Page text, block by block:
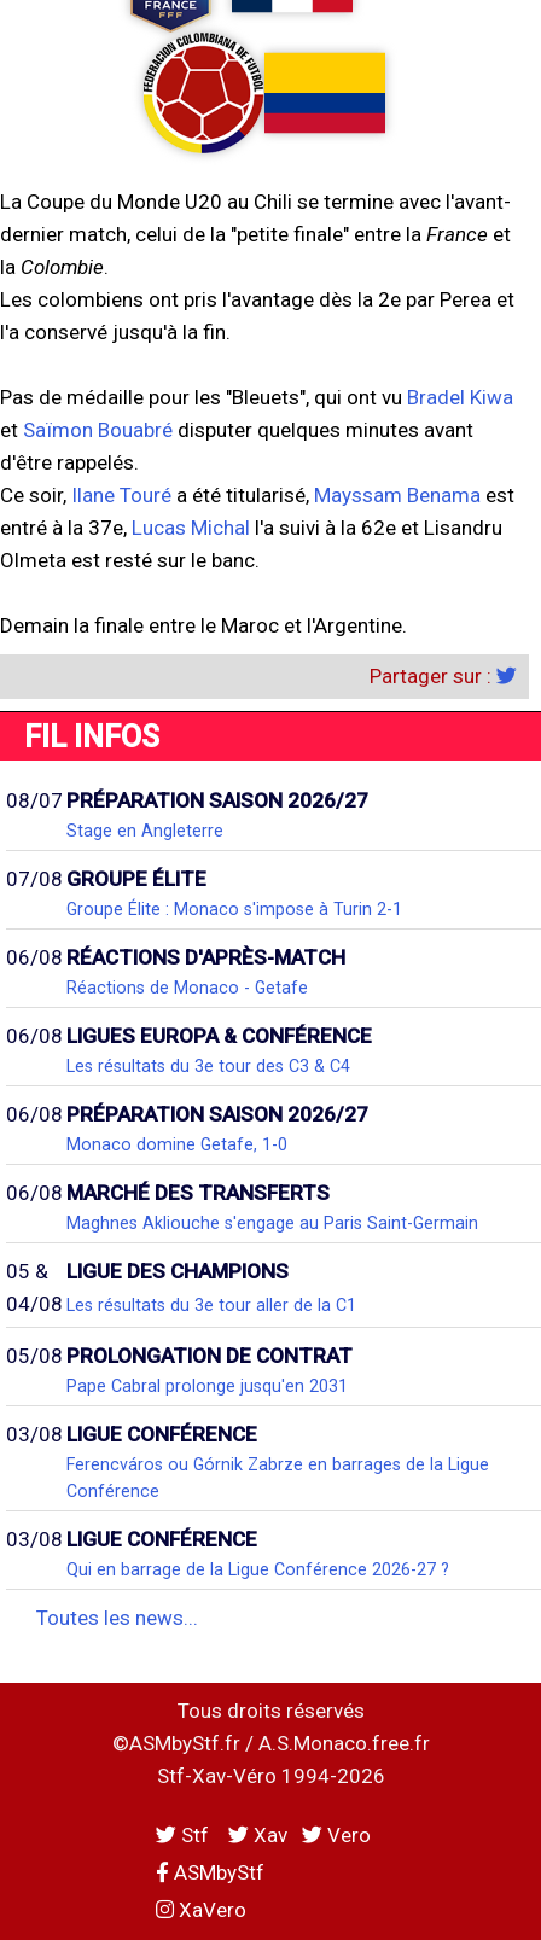
La Coupe du Monde U20 au Chili se termine avec l'avant-
dernier match, celui de la "petite finale" entre la France et
la Colombie.
Les colombiens ont pris l'avantage dès la 2e par Perea et
l'a conservé jusqu'à la fin.
Pas de médaille pour les "Bleuets", qui ont vu Bradel Kiwa
et Saïmon Bouabré disputer quelques minutes avant
d'être rappelés.
Ce soir, Ilane Touré a été titularisé, Mayssam Benama est
entré à la 37e, Lucas Michal l'a suivi à la 62e et Lisandru
Olmeta est resté sur le banc.
Demain la finale entre le Maroc et l'Argentine.
Partager sur :
FIL INFOS
08/07 PRÉPARATION SAISON 2026/27
Stage en Angleterre
07/08 GROUPE ÉLITE
Groupe Élite : Monaco s'impose à Turin 2-1
06/08 RÉACTIONS D'APRÈS-MATCH
Réactions de Monaco - Getafe
06/08 LIGUES EUROPA & CONFÉRENCE
Les résultats du 3e tour des C3 & C4
06/08 PRÉPARATION SAISON 2026/27
Monaco domine Getafe, 1-0
06/08 MARCHÉ DES TRANSFERTS
Maghnes Akliouche s'engage au Paris Saint-Germain
05 &
04/08
LIGUE DES CHAMPIONS
Les résultats du 3e tour aller de la C1
05/08 PROLONGATION DE CONTRAT
Pape Cabral prolonge jusqu'en 2031
03/08 LIGUE CONFÉRENCE
Ferencváros ou Górnik Zabrze en barrages de la Ligue
Conférence
03/08 LIGUE CONFÉRENCE
Qui en barrage de la Ligue Conférence 2026-27 ?
Toutes les news...
Tous droits réservés
©ASMbyStf.fr / A.S.Monaco.free.fr
Stf-Xav-Véro 1994-2026
Stf Xav
Vero
ASMbyStf
XaVero